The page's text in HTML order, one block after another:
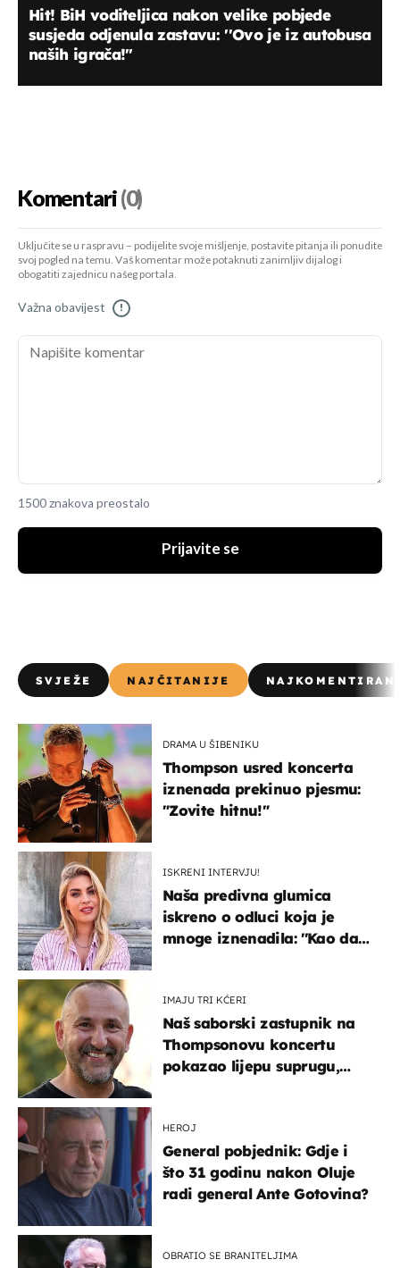
Hit! BiH voditeljica nakon velike pobjede
susjeda odjenula zastavu: ''Ovo je iz autobusa
naših igrača!''
Komentari(0)
Uključite se u raspravu – podijelite svoje mišljenje, postavite pitanja ili ponudite
svoj pogled na temu. Vaš komentar može potaknuti zanimljiv dijalog i
obogatiti zajednicu našeg portala.
Važna obavijest !
1500 znakova preostalo
Prijavite se
SVJEŽE NAJČITANIJE
DRAMA U ŠIBENIKU
Thompson usred koncerta
iznenada prekinuo pjesmu:
"Zovite hitnu!"
ISKRENI INTERVJU!
Naša predivna glumica
iskreno o odluci koja je
mnoge iznenadila: ''Kao da
IMAJU TRI KĆERI
Naš saborski zastupnik na
Thompsonovu koncertu
pokazao lijepu suprugu,
HEROJ
General pobjednik: Gdje i
što 31 godinu nakon Oluje
radi general Ante Gotovina?
OBRATIO SE BRANITELJIMA